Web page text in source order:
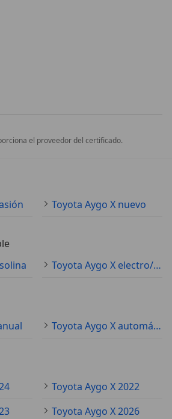
el proveedor del certificado.
Toyota Aygo X nuevo
Toyota Aygo X electro/gasolina
Toyota Aygo X automático
Toyota Aygo X 2022
Toyota Aygo X 2026